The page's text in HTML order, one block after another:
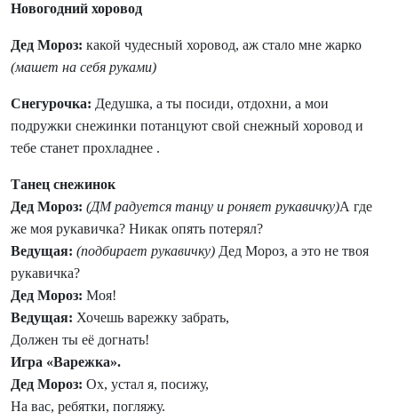
Новогодний хоровод
Дед Мороз: какой чудесный хоровод, аж стало мне жарко
(машет на себя руками)
Снегурочка: Дедушка, а ты посиди, отдохни, а мои
подружки снежинки потанцуют свой снежный хоровод и
тебе станет прохладнее .
Танец снежинок
Дед Мороз: (ДМ радуется танцу и роняет рукавичку)А где
же моя рукавичка? Никак опять потерял?
Ведущая: (подбирает рукавичку) Дед Мороз, а это не твоя
рукавичка?
Дед Мороз: Моя!
Ведущая: Хочешь варежку забрать,
Должен ты её догнать!
Игра «Варежка».
Дед Мороз: Ох, устал я, посижу,
На вас, ребятки, погляжу.